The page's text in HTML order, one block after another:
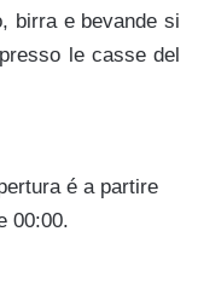
birra e bevande si
le casse del
é a partire
00:00.